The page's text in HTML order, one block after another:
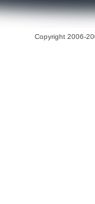
Copyright 2006-